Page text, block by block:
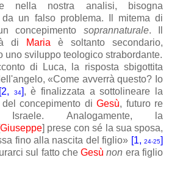
nella nostra analisi, bisogna
un falso problema. Il mitema di
concepimento soprannaturale. Il
di
Maria è soltanto secondario,
uno sviluppo teologico strabordante.
di Luca, la risposta sbigottita
«Come avverrà questo? Io
[2, 34], è finalizzata a sottolineare la
del concepimento diGesù, futuro re
Analogamente, la
Giuseppe] prese con sé la sua sposa,
fino alla nascita del figlio» [1,24-25]
sul fatto cheGesùnon era figlio